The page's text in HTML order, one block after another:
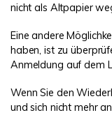
nicht als Altpapier
Eine andere
haben, ist zu
Anmeldung auf dem
Wenn Sie den
und sich nicht mehr